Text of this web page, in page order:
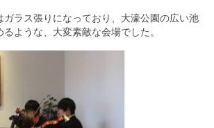
ページ
ガラス張りになっており、大濠公園の広い池
ような、大変素敵な会場でした。